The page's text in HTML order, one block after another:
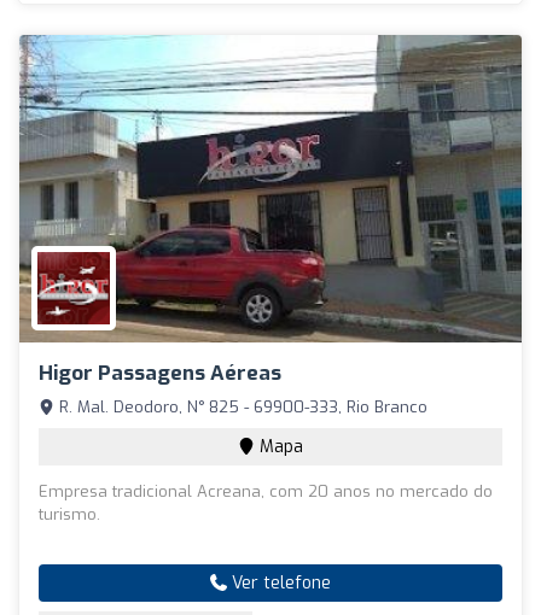
Higor Passagens Aéreas
R. Mal. Deodoro, N° 825 - 69900-333, Rio Branco
Mapa
Empresa tradicional Acreana, com 20 anos no mercado do
turismo.
Ver telefone